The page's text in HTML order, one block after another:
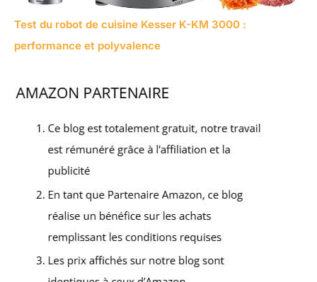
Test du robot de cuisine Kesser K-KM 3000 :
performance et polyvalence